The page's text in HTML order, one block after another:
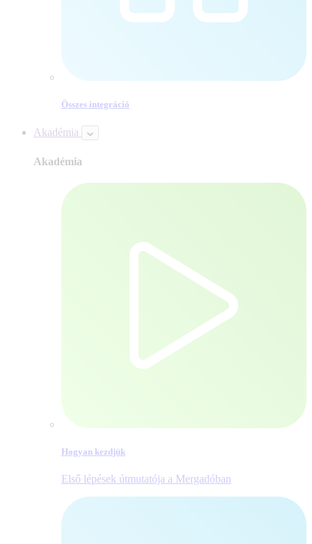
Összes integráció
Akadémia
Akadémia
Hogyan kezdjük
Első lépések útmutatója a Mergadóban